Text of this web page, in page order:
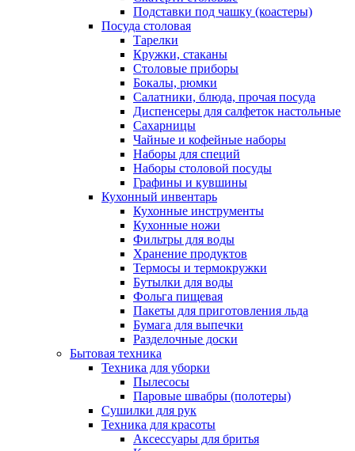
Подставки под чашку (коастеры)
Посуда столовая
Тарелки
Кружки, стаканы
Столовые приборы
Бокалы, рюмки
Салатники, блюда, прочая посуда
Диспенсеры для салфеток настольные
Сахарницы
Чайные и кофейные наборы
Наборы для специй
Наборы столовой посуды
Графины и кувшины
Кухонный инвентарь
Кухонные инструменты
Кухонные ножи
Фильтры для воды
Хранение продуктов
Термосы и термокружки
Бутылки для воды
Фольга пищевая
Пакеты для приготовления льда
Бумага для выпечки
Разделочные доски
Бытовая техника
Техника для уборки
Пылесосы
Паровые швабры (полотеры)
Сушилки для рук
Техника для красоты
Аксессуары для бритья